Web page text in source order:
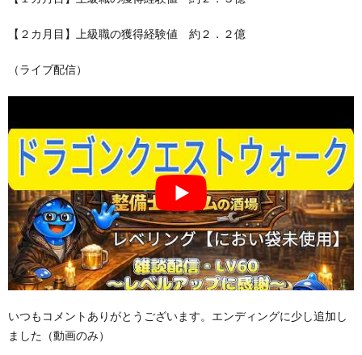
【２カ月目】上級職の獲得経験値 約２．２億
（ライブ配信）
いつもコメントありがとうございます。エンディングに少し追加し
ました（動画のみ）